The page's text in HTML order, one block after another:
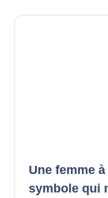
Une femme
symbole qui